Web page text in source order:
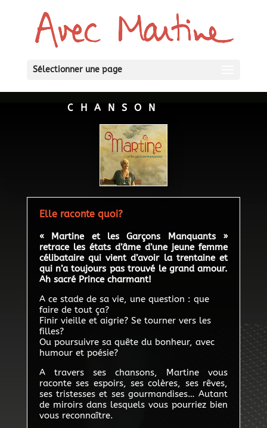
Sélectionner une page
CHANSON
Elle raconte quoi?
« Martine et les Garçons Manquants »
retrace les états d’âme d’une jeune femme
célibataire qui vient d’avoir la trentaine et
qui n’a toujours pas trouvé le grand amour.
Ah sacré Prince charmant!
A ce stade de sa vie, une question : que
faire de tout ça?
Finir vieille et aigrie? Se tourner vers les
filles?
Ou poursuivre sa quête du bonheur, avec
humour et poésie?
A travers ses chansons, Martine vous
raconte ses espoirs, ses colères, ses rêves,
ses tristesses et ses gourmandises… Autant
de miroirs dans lesquels vous pourriez bien
vous reconnaître.